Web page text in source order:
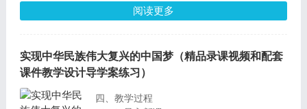
定。为什么习近平新时代中国特色社会主义思
想能成为21世纪马克思主义？这是我们要一
平新时代中国特色社会主义思想》一框的内
容，寻找议题答案
设计意图：提出议题，为学习新课环节开展探
究活动做好铺垫
阅读更多
实现中华民族伟大复兴的中国梦（精品录课视频和配套
课件教学设计导学案练习）
四、教学过程